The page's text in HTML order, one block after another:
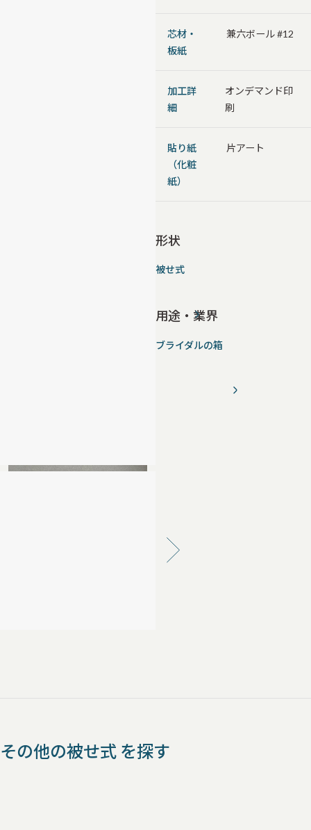
芯材・
板紙
兼六ボール #12
加工詳
細
オンデマンド印
刷
貼り紙
（化粧
紙）
片アート
形状
被せ式
用途・業界
ブライダルの箱
その他の被せ式 を探す